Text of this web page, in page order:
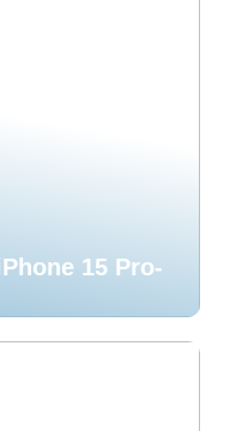
15 Pro-